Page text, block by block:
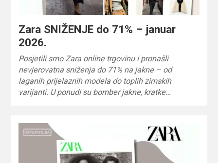
Zara SNIŽENJE do 71% – januar
2026.
Posjetili smo Zara online trgovinu i pronašli
nevjerovatna sniženja do 71% na jakne – od
laganih prijelaznih modela do toplih zimskih
varijanti. U ponudi su bomber jakne, kratke…